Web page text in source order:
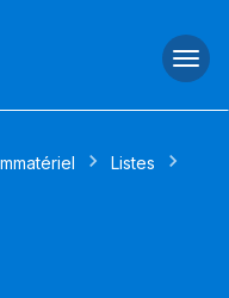
Listes